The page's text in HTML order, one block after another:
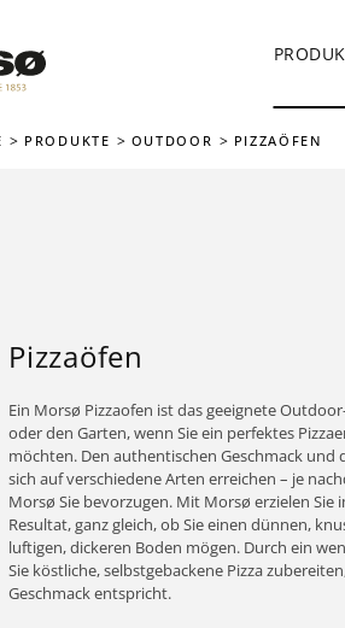
PRODUKTE OUTDOOR PIZZAÖFEN
Pizzaöfen
Ein Morsø Pizzaofen ist das geeignete
oder den Garten, wenn Sie ein perfektes
möchten. Den authentischen Geschmack und
sich auf verschiedene Arten erreichen – je
Morsø Sie bevorzugen. Mit Morsø erzielen Sie
Resultat, ganz gleich, ob Sie einen dünnen,
luftigen, dickeren Boden mögen. Durch ein
Sie köstliche, selbstgebackene Pizza
Geschmack entspricht.